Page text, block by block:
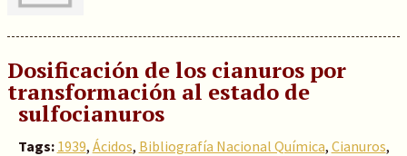
Dosificación de los cianuros por
transformación al estado de
sulfocianuros
Tags: 1939, Ácidos, Bibliografía Nacional Química, Cianuros,